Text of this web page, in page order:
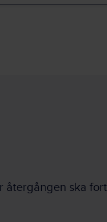
återgången ska